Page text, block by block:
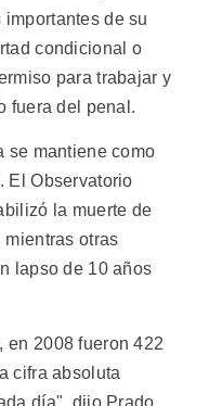
de su
condicional o
para trabajar y
fuera del penal.
se mantiene como
El Observatorio
la muerte de
otras
lapso de 10 años
en 2008 fueron 422
cifra absoluta
día", dijo Prado.